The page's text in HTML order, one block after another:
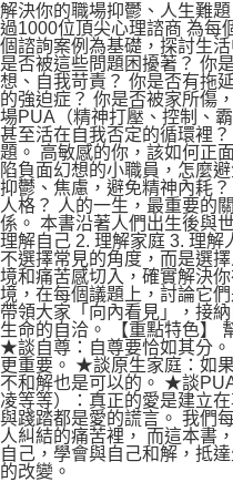
解決你的職場抑鬱、人生難
過1000位頂尖心理諮商 為每
個諮詢案例為基礎，探討生
是否被這些問題困擾著？ 你
想、自我苛責？ 你是否有拖
的強迫症？ 你是否被家所傷
場PUA（精神打壓、控制、
甚至活在自我否定的循環裡
題。 高敏感的你，該如何正
陷負面幻想的小職員，怎麼
抑鬱、焦慮，避免精神內耗
人格？ 人的一生，最重要的
係。 本書沿著人們出生後與
理解自己 2. 理解家庭 3. 理
不選擇常見的角度，而是選
境和痛苦感切入，確實解決
境，在每個議題上，討論它
帶領大家「向內看見」，接
生命的自洽。 【重點特色】
★談自尊：自尊要恰如其分
更重要。 ★談原生家庭：如
不和解也是可以的。 ★談
凌等等）：真正的愛是建立
與踐踏都是愛的謊言。 我們
人糾結的痛苦裡， 而這本書
自己，學會與自己和解，抵
的改變。